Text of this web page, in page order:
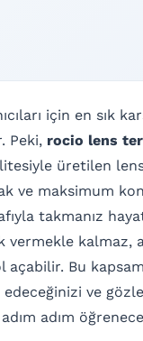
için en sık
Peki, rocio lens
üretilen
ve maksimum
takmanız
vermekle
açabilir. Bu
edeceğinizi ve
adım